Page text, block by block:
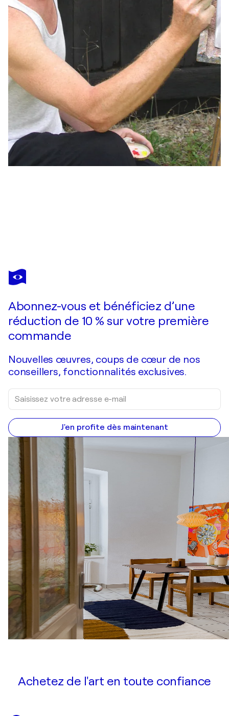
JEAN MIRRE
Place du Tertre en hiver
Abonnez-vous et bénéficiez d’une
réduction de 10 % sur votre première
commande
Nouvelles œuvres, coups de cœur de nos
conseillers, fonctionnalités exclusives.
J'en profite dès maintenant
Achetez de l'art en toute confiance